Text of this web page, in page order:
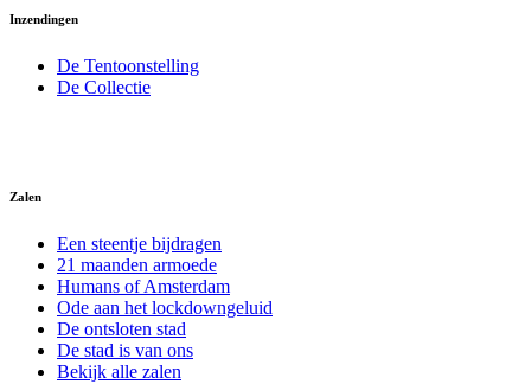
Inzendingen
De Tentoonstelling
De Collectie
Zalen
Een steentje bijdragen
21 maanden armoede
Humans of Amsterdam
Ode aan het lockdowngeluid
De ontsloten stad
De stad is van ons
Bekijk alle zalen